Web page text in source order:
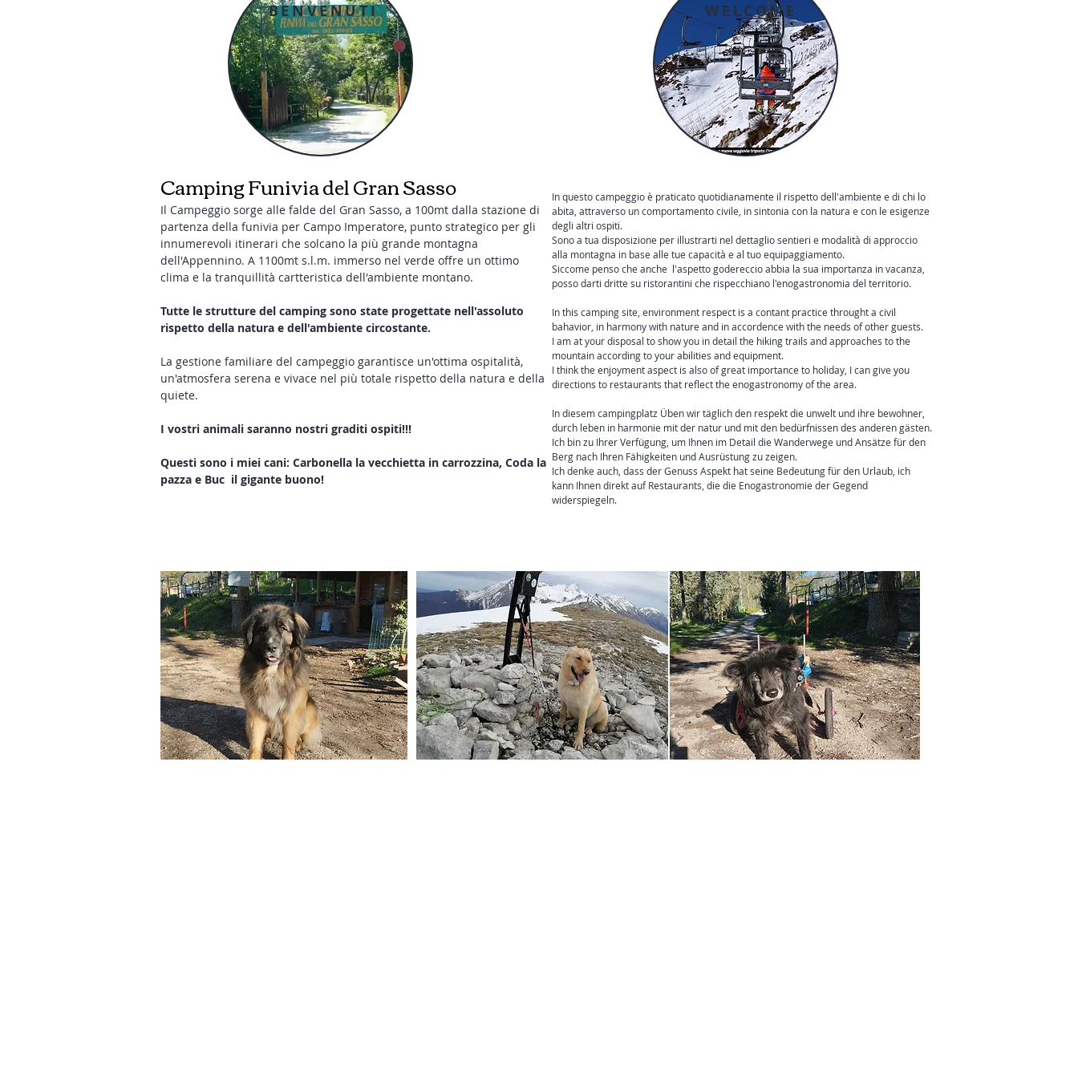
BENVENUTI
Camping Funivia del Gran Sasso
Il Campeggio sorge alle falde del Gran Sasso, a 100mt dalla stazione di
partenza della funivia per Campo Imperatore, punto strategico per gli
innumerevoli itinerari che solcano la più grande montagna
dell'Appennino. A 1100mt s.l.m. immerso nel verde offre un ottimo
clima e la tranquillità cartteristica dell'ambiente montano.
Tutte le strutture del camping sono state progettate nell'assoluto
rispetto della natura e dell'ambiente circostante.
La gestione familiare del campeggio garantisce un'ottima ospitalità,
un'atmosfera serena e vivace nel più totale rispetto della natura e della
quiete.
I vostri animali saranno nostri graditi ospiti!!!
Questi sono i miei cani: Carbonella la vecchietta in carrozzina, Coda la
pazza e Buc il gigante buono!
WELCOME
In questo campeggio è praticato quotidianamente il rispetto dell'ambiente e di chi lo
abita, attraverso un comportamento civile, in sintonia con la natura e con le esigenze
degli altri ospiti.
Sono a tua disposizione per illustrarti nel dettaglio sentieri e modalità di approccio
alla montagna in base alle tue capacità e al tuo equipaggiamento.
Siccome penso che anche l'aspetto godereccio abbia la sua importanza in vacanza,
posso darti dritte su ristorantini che rispecchiano l'enogastronomia del territorio.
In this camping site, environment respect is a contant practice throught a civil
bahavior, in harmony with nature and in accordence with the needs of other guests.
I am at your disposal to show you in detail the hiking trails and approaches to the
mountain according to your abilities and equipment.
I think the enjoyment aspect is also of great importance to holiday, I can give you
directions to restaurants that reflect the enogastronomy of the area.
In diesem campingplatz Üben wir täglich den respekt die unwelt und ihre bewohner,
durch leben in harmonie mit der natur und mit den bedürfnissen des anderen gästen.
Ich bin zu Ihrer Verfügung, um Ihnen im Detail die Wanderwege und Ansätze für den
Berg nach Ihren Fähigkeiten und Ausrüstung zu zeigen.
Ich denke auch, dass der Genuss Aspekt hat seine Bedeutung für den Urlaub, ich
kann Ihnen direkt auf Restaurants, die die Enogastronomie der Gegend
widerspiegeln.